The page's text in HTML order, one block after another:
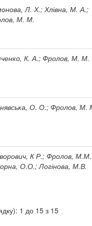
Л. Х.; Хлівна, М. А.;
М. М.
К. А.; Фролов, М. М.
О. О.; Фролов, М.
К Р.; Фролов,
О.О.; Логінова, М.В.
1 до 15 з 15